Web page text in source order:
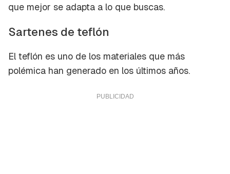
que mejor se adapta a lo que buscas.
Sartenes de teflón
El teflón es uno de los materiales que más
polémica han generado en los últimos años.